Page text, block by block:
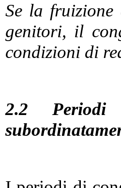
Se la
genitori, il
condizioni di
2.2 Periodi